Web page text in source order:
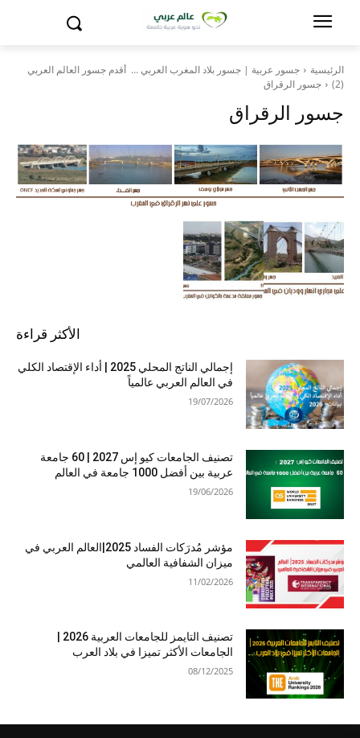
الرئيسية
جسور عربية | جسور بلاد المغرب العربي … أقدم جسور العالم العربي
(2)
جسور الرقراق
جسور الرقراق
الأكثر قراءة
إجمالي الناتج المحلي 2025 | أداء الإقتصاد الكلي
في العالم العربي عالمياً
19/07/2026
تصنيف الجامعات كيو إس 2027 | 60 جامعة
عربية بين أفضل 1000 جامعة في العالم
19/06/2026
مؤشر مُدرَكات الفساد 2025|العالم العربي في
ميزان الشفافية العالمي
11/02/2026
الجامعات الأكثر تميزا في بلاد العرب
08/12/2025